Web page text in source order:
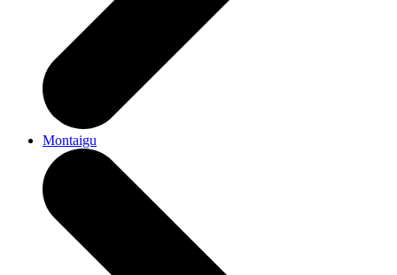
Montaigu